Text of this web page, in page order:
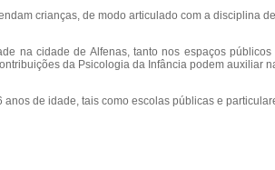
crianças, de modo articulado com a disciplina
na cidade de Alfenas, tanto nos espaços
da Psicologia da Infância podem
de idade, tais como escolas públicas e